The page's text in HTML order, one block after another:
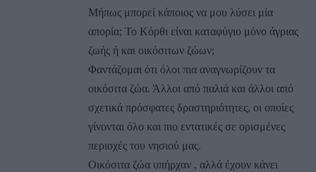
Μήπως μπορεί κάποιος να μου λύσει μία
απορία; Το Κόρθι είναι καταφύγιο μόνο άγριας
ζωής ή και οικόσιτων ζώων;
Φαντάζομαι ότι όλοι πια αναγνωρίζουν τα
οικόσιτα ζώα. Άλλοι από παλιά και άλλοι από
σχετικά πρόσφατες δραστηριότητες, οι οποίες
γίνονται όλο και πιο εντατικές σε ορισμένες
περιοχές του νησιού μας.
Oικόσιτα ζώα υπήρχαν , αλλά έχουν κάνει